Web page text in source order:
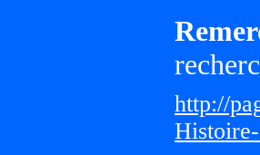
http://